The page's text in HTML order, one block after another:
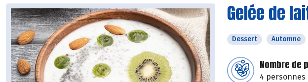
Gelée de
Dessert Automne
Nombre de
4 personnes